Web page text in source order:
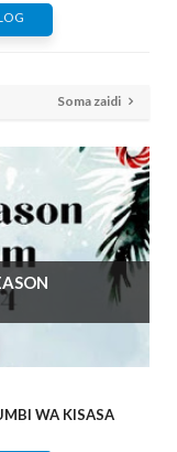
Soma zaidi
WA KISASA